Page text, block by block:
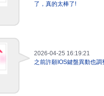
了，真的太棒了!
2026-04-25 16:19:21
之前許願IOS鍵盤異動也